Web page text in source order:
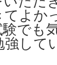
よか
でも
強して